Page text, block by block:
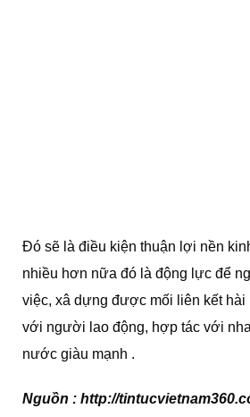
Đó sẽ là điều kiện thuận lợi nền
nhiều hơn nữa đó là động lực để
việc, xâ dựng được mối liên kết hài
với người lao động, hợp tác với
nước giàu mạnh .
Nguồn : http://